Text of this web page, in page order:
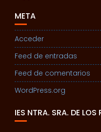
META
Acceder
Feed de entradas
Feed de comentarios
WordPress.org
IES NTRA. SRA. DE LOS